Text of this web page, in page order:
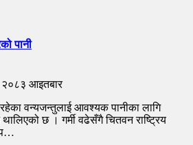
पानी
आइतबार
रहेका वन्यजन्तुलाई आवश्यक पानीका लागि
थालिएको छ । गर्मी वढेसँगै चितवन राष्ट्रिय